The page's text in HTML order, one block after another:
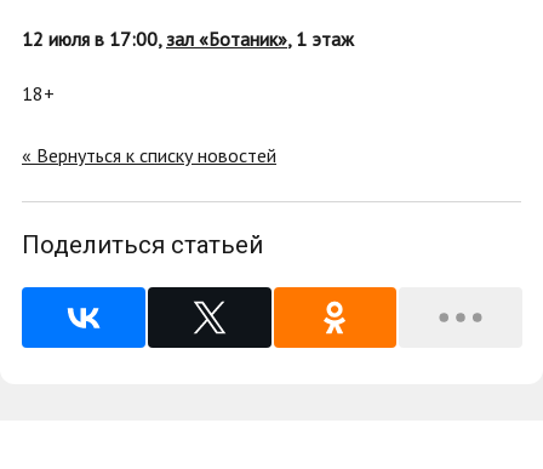
12 июля в 17:00, зал «Ботаник», 1 этаж
18+
« Вернуться к списку новостей
Поделиться статьей